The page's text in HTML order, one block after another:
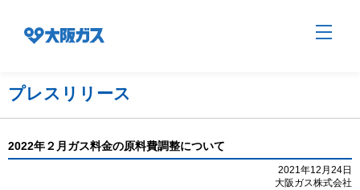
プレスリリース
2022年２月ガス料金の原料費調整について
2021年12月24日
大阪ガス株式会社